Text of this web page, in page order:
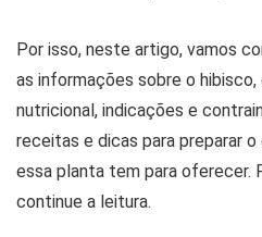
Por isso, neste artigo, vamos
as informações sobre o
nutricional, indicações e
receitas e dicas para preparar
essa planta tem para oferecer.
continue a leitura.